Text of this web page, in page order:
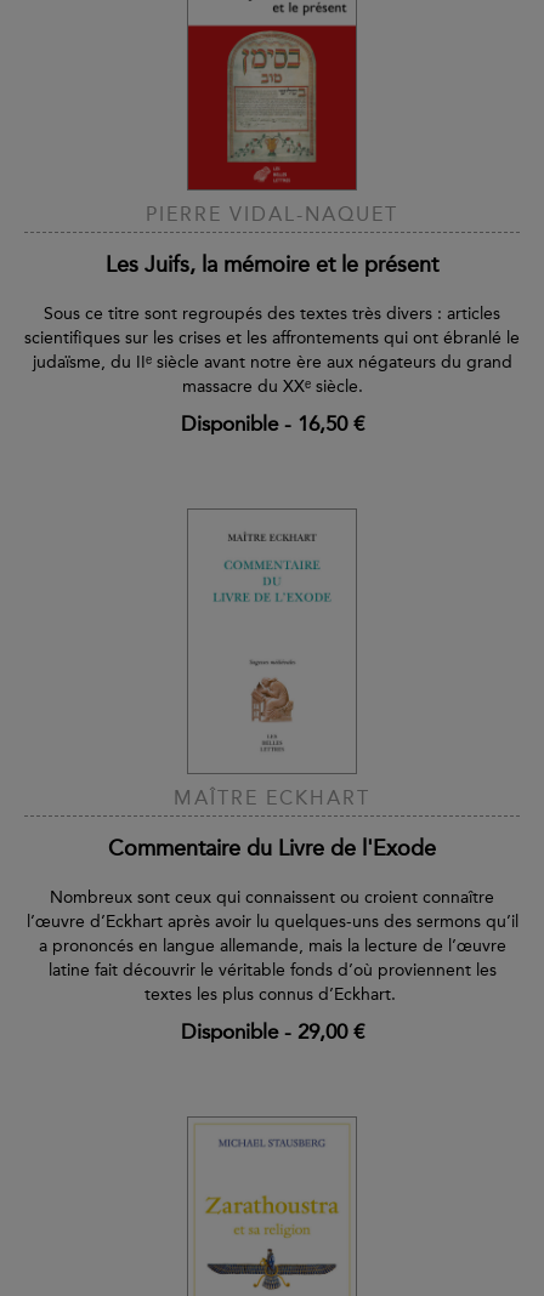
PIERRE VIDAL-NAQUET
Les Juifs, la mémoire et le présent
Sous ce titre sont regroupés des textes très divers : articles
scientifiques sur les crises et les affrontements qui ont ébranlé le
judaïsme, du IIᵉ siècle avant notre ère aux négateurs du grand
massacre du XXᵉ siècle.
Disponible- 16,50 €
MAÎTRE ECKHART
Commentaire du Livre de l'Exode
Nombreux sont ceux qui connaissent ou croient connaître
l’œuvre d’Eckhart après avoir lu quelques-uns des sermons qu’il
a prononcés en langue allemande, mais la lecture de l’œuvre
latine fait découvrir le véritable fonds d’où proviennent les
textes les plus connus d’Eckhart.
Disponible- 29,00 €